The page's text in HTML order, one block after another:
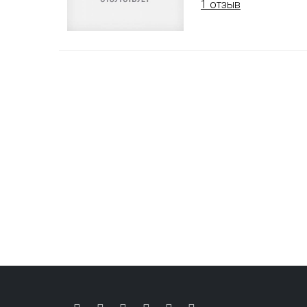
1 отзыв